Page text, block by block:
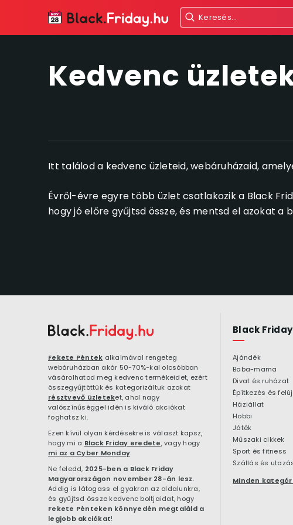
Kedvenc
Itt találod a kedvenc üzleteid, webáruházaid,
Évről-évre egyre több üzlet csatlakozik a Black
hogy jó előre gyűjtsd össze, és mentsd el azokat
Fekete Péntek alkalmával rengeteg
webáruházban akár 50-70%-kal olcsóbban
vásárolhatod meg kedvenc termékeidet, ezért
összegyűjtöttük és kategorizáltuk azokat
résztvevő üzleteket, ahol nagy
valószínűséggel idén is kiváló akciókat
foghatsz ki.
Ezen kívül olyan kérdésekre is választ kapsz,
hogy mi a Black Friday eredete, vagy hogy
mi az a Cyber Monday.
Ne feledd, 2025-ben a Black Friday
Magyarországon november 28-án lesz.
Addig is látogass el gyakran az oldalunkra,
és gyűjtsd össze kedvenc boltjaidat, hogy
Fekete Pénteken könnyedén megtaláld a
legjobb akciókat!
Black
Ajándék
Baba-mama
Divat és ruházat
Háziállat
Hobbi
Játék
Műszaki cikkek
Sport és fitness
Szállás és
Minden